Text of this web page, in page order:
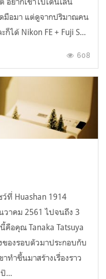
มือมา แต่ดูจากปริมาณคน
ก็ได้ Nikon FE + Fuji S...
608
ที่ Huashan 1914
วาคม 2561 ไปจนถึง 3
คือคุณ Tanaka Tatsuya
องรอบตัวมาประกอบกับ
ทำขึ้นมาสร้างเรื่องราว
...